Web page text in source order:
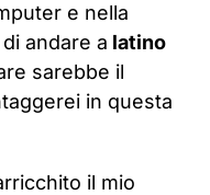
e nella
andare a latino
sarebbe il
in questa
il mio